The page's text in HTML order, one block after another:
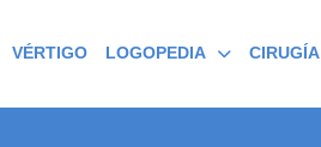
VÉRTIGO LOGOPEDIA CIRUGÍA